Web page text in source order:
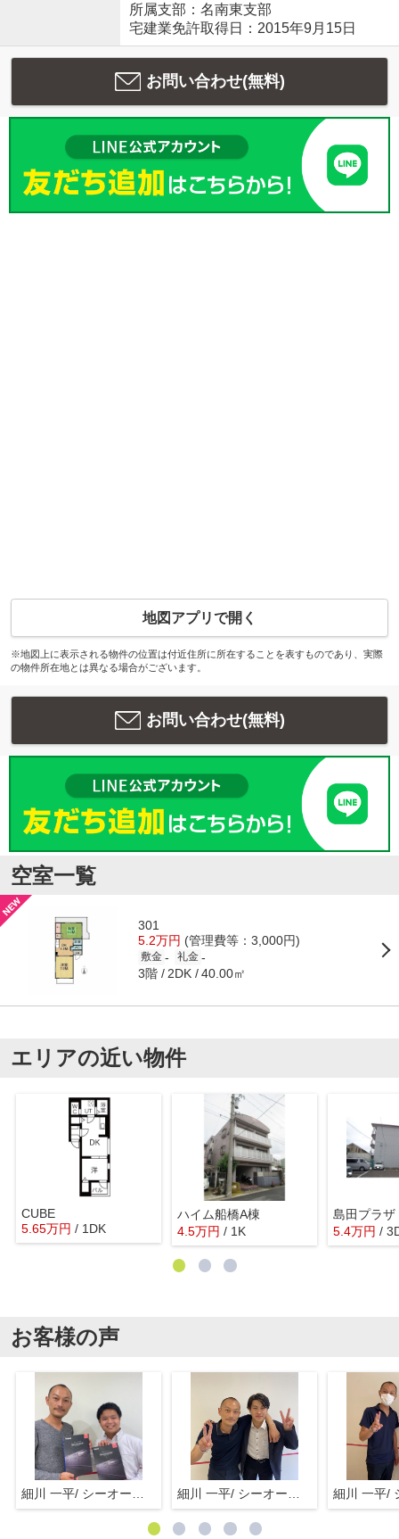
所属支部：名南東支部
宅建業免許取得日：2015年9月15日
お問い合わせ(無料)
地図アプリで開く
※地図上に表示される物件の位置は付近住所に所在することを表すものであり、実際
の物件所在地とは異なる場合がございます。
お問い合わせ(無料)
空室一覧
301
5.2万円 (管理費等：3,000円)
敷金 - 礼金 -
3階 2DK 40.00㎡
エリアの近い物件
CUBE
5.65万円 / 1DK
ハイム船橋A棟
4.5万円 / 1K
島田プラザ
5.4万円 /
お客様の声